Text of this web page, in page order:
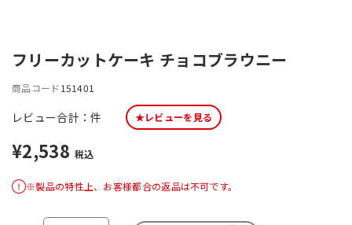
フリーカットケーキ チョコブラウニー
商品コード151401
レビュー合計：件 ★レビューを見る
¥2,538 税込
※製品の特性上、お客様都合の返品は不可です。